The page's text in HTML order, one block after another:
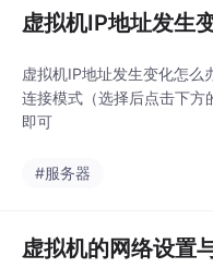
虚拟机IP地址发生
虚拟机IP地址发生变化怎么
连接模式（选择后点击下方
即可
#服务器
虚拟机的网络设置